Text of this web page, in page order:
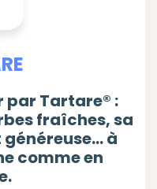
par Tartare® :
fraîches, sa
à
comme en